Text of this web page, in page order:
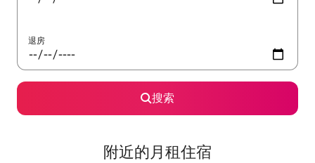
退房
搜索
附近的月租住宿